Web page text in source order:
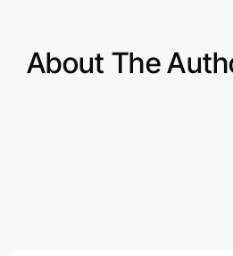
About The